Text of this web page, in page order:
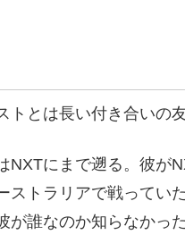
トとは長い付き合いの
NXTにまで遡る。彼が
ストラリアで戦ってい
が誰なのか知らなかった